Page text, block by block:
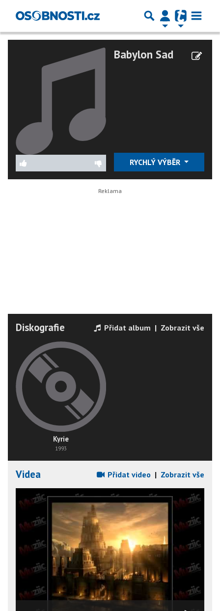
Babylon Sad
RYCHLÝ VÝBĚR
Diskografie Přidat album | Zobrazit vše
Kyrie
1993
Videa Přidat video | Zobrazit vše